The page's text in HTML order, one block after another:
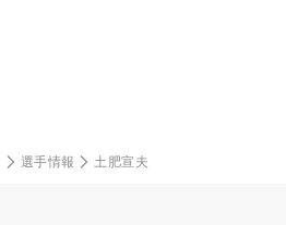
選手情報 土肥宣夫